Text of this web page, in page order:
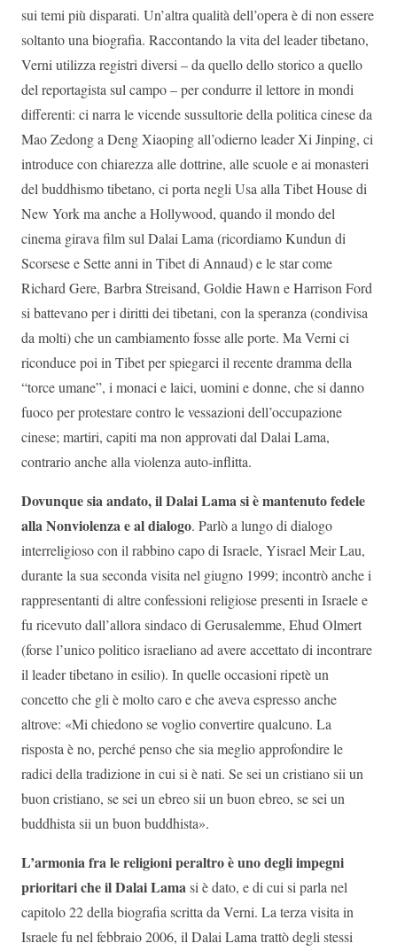
sui temi più disparati. Un’altra qualità dell’opera è di non essere
soltanto una biografia. Raccontando la vita del leader tibetano,
Verni utilizza registri diversi – da quello dello storico a quello
del reportagista sul campo – per condurre il lettore in mondi
differenti: ci narra le vicende sussultorie della politica cinese da
Mao Zedong a Deng Xiaoping all’odierno leader Xi Jinping, ci
introduce con chiarezza alle dottrine, alle scuole e ai monasteri
del buddhismo tibetano, ci porta negli Usa alla Tibet House di
New York ma anche a Hollywood, quando il mondo del
cinema girava film sul Dalai Lama (ricordiamo Kundun di
Scorsese e Sette anni in Tibet di Annaud) e le star come
Richard Gere, Barbra Streisand, Goldie Hawn e Harrison Ford
si battevano per i diritti dei tibetani, con la speranza (condivisa
da molti) che un cambiamento fosse alle porte. Ma Verni ci
riconduce poi in Tibet per spiegarci il recente dramma della
“torce umane”, i monaci e laici, uomini e donne, che si danno
fuoco per protestare contro le vessazioni dell’occupazione
cinese; martiri, capiti ma non approvati dal Dalai Lama,
contrario anche alla violenza auto-inflitta.
Dovunque sia andato, il Dalai Lama si è mantenuto fedele
alla Nonviolenza e al dialogo. Parlò a lungo di dialogo
interreligioso con il rabbino capo di Israele, Yisrael Meir Lau,
durante la sua seconda visita nel giugno 1999; incontrò anche i
rappresentanti di altre confessioni religiose presenti in Israele e
fu ricevuto dall’allora sindaco di Gerusalemme, Ehud Olmert
(forse l’unico politico israeliano ad avere accettato di incontrare
il leader tibetano in esilio). In quelle occasioni ripetè un
concetto che gli è molto caro e che aveva espresso anche
altrove: «Mi chiedono se voglio convertire qualcuno. La
risposta è no, perché penso che sia meglio approfondire le
radici della tradizione in cui si è nati. Se sei un cristiano sii un
buon cristiano, se sei un ebreo sii un buon ebreo, se sei un
buddhista sii un buon buddhista».
L’armonia fra le religioni peraltro è uno degli impegni
prioritari che il Dalai Lamasi è dato, e di cui si parla nel
capitolo 22 della biografia scritta da Verni. La terza visita in
Israele fu nel febbraio 2006, il Dalai Lama trattò degli stessi